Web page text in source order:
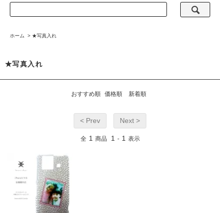
ホーム > ★写真入れ
★写真入れ
おすすめ順 価格順 新着順
< Prev Next >
全 1 商品 1 - 1 表示